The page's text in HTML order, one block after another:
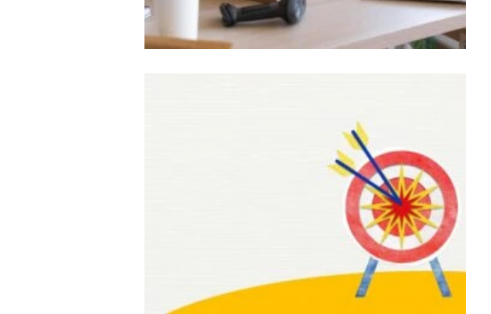
Selos e Segurança